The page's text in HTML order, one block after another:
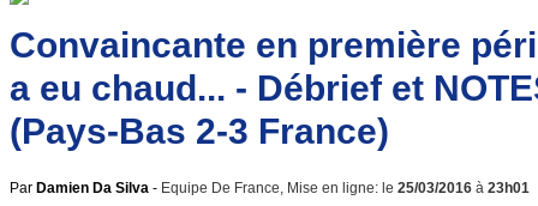
Convaincante en première
a eu chaud... - Débrief et
(Pays-Bas 2-3 France)
Par Damien Da Silva - Equipe De France, Mise en ligne: le 25/03/2016 à 23h01